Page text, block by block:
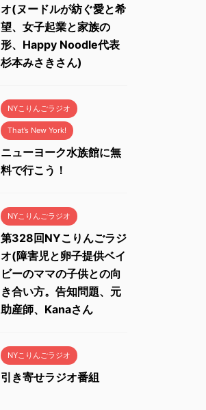
オ(ヌードルが紡ぐ愛と希
望、女子起業と家族の
形、Happy Noodle代表
杉本みさきさん)
NYこりんごラジオ
That’s New York!
ニューヨーク水族館に無
料で行こう！
NYこりんごラジオ
第328回NYこりんごラジ
オ(障害児と卵子提供ベイ
ビーのママの子供との向
き合い方。告知問題、元
助産師、Kanaさん
NYこりんごラジオ
引き寄せラジオ番組